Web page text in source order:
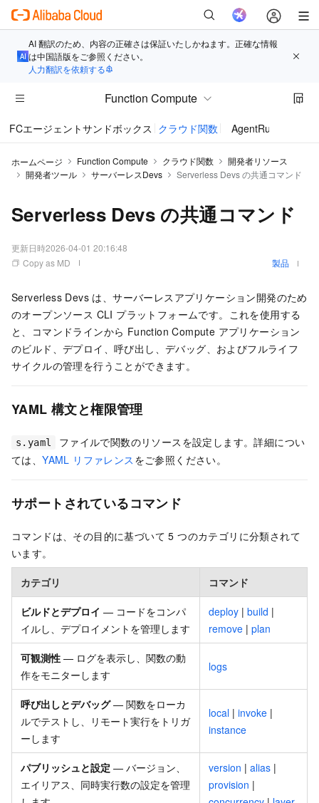
AI 翻訳のため、内容の正確さは保証いたしかねます。正確な情報
は中国語版をご参照ください。
人力翻訳を依頼する
Function Compute
FCエージェントサンドボックス クラウド関数 AgentRun
ホームページ Function Compute クラウド関数
開発者リソース
開発者ツール
サーバーレスDevs Serverless Devs の共通コマンド
Serverless Devs の共通コマンド
更新日時2026-04-01 20:16:48
Copy as MD
製品
Serverless Devs は、サーバーレスアプリケーション開発のため
のオープンソース CLI プラットフォームです。これを使用する
と、コマンドラインから Function Compute アプリケーション
のビルド、デプロイ、呼び出し、デバッグ、およびフルライフ
サイクルの管理を行うことができます。
YAML 構文と権限管理
s.yaml
ファイルで関数のリソースを設定します。詳細につい
ては、YAML リファレンス をご参照ください。
サポートされているコマンド
コマンドは、その目的に基づいて 5 つのカテゴリに分類されて
います。
カテゴリ コマンド
ビルドとデプロイ — コードをコンパ
イルし、デプロイメントを管理します
deploy | build |
remove | plan
可観測性 — ログを表示し、関数の動
作をモニターします
logs
呼び出しとデバッグ— 関数をローカ
ルでテストし、リモート実行をトリガ
ーします
local | invoke |
instance
パブリッシュと設定 — バージョン、
エイリアス、同時実行数の設定を管理
version | alias |
provision |